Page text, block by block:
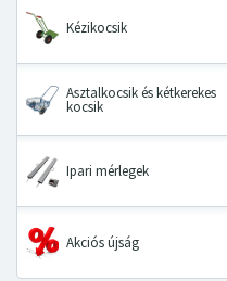
Kézikocsik
Asztalkocsik és kétkerekes
kocsik
Ipari mérlegek
Akciós újság